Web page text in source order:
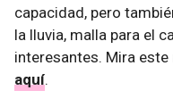
capacidad, pero
la lluvia, malla para el
interesantes. Mira
aquí.